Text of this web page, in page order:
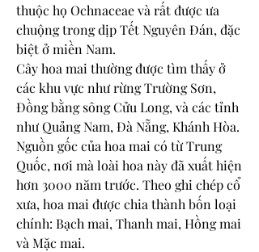
thuộc họ Ochnaceae và rất được ưa
chuộng trong dịp Tết Nguyên Đán, đặc
biệt ở miền Nam.
Cây hoa mai thường được tìm thấy ở
các khu vực như rừng Trường Sơn,
Đồng bằng sông Cửu Long, và các tỉnh
như Quảng Nam, Đà Nẵng, Khánh Hòa.
Nguồn gốc của hoa mai có từ Trung
Quốc, nơi mà loài hoa này đã xuất hiện
hơn 3000 năm trước. Theo ghi chép cổ
xưa, hoa mai được chia thành bốn loại
chính: Bạch mai, Thanh mai, Hồng mai
và Mặc mai.